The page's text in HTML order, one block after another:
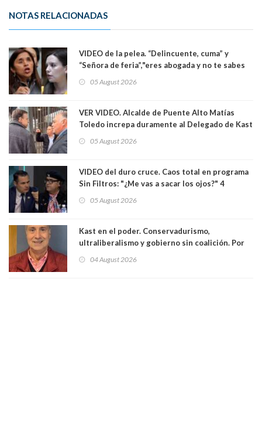
NOTAS RELACIONADAS
VIDEO de la pelea. “Delincuente, cuma” y
“Señora de feria”,"eres abogada y no te sabes
senadoras Camila Flores y Fabiola Campillai en
05 August 2026
VER VIDEO. Alcalde de Puente Alto Matías
Toledo increpa duramente al Delegado de Kast
delegado nuevamente arrancando"
05 August 2026
VIDEO del duro cruce. Caos total en programa
Sin Filtros: "¿Me vas a sacar los ojos?" 4
excarabinero que dejó ciego a Gustavo Gatica:
05 August 2026
Kast en el poder. Conservadurismo,
ultraliberalismo y gobierno sin coalición. Por
04 August 2026